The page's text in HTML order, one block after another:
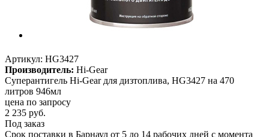
Артикул: HG3427
Производитель: Hi-Gear
Суперантигель Hi-Gear для дизтоплива, HG3427 на 470
литров 946мл
цена по запросу
2 235 руб.
Под заказ
Срок поставки в Барнаул от 5 до 14 рабочих дней с момента